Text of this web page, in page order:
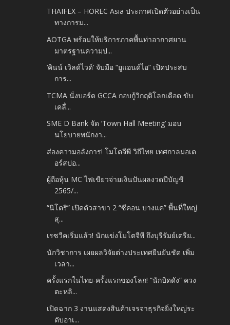
THAIFEX – HOREC Asia ประกาศเปิดตัวอย่างเป็น
ทางการม...
AOTGA พร้อมให้บริการภาคพื้นท่าอากาศยาน
มาตรฐานความป...
‘คินน์ เวิลด์ไวด์’ จับมือ “ยูแอนด์ไอ” เปิดประสบ
การ...
TCMA นั่งบอร์ด GCCA กอบกู้วิกฤติโลกเดือด ขับ
เคลื่...
SME D Bank จัด ‘Town Hall Meeting’ มอบ
นโยบายพนักงา...
ส่องความอลังการ! โมโตจีพี วิถีไทย เทศกาลมอเต
อร์สปอ...
ผู้ถือหุ้น MC ไฟเขียวจ่ายเงินปันผลงวดปีบัญชี
2565/...
“นิโตริ” เปิดตัวสาขา 2 “ซีคอน บางแค” พื้นที่ใหญ่
สุ...
เรซวีคเริ่มแล้ว! นักแข่งโมโตจีพี ถึงบุรีรัมย์เตรีย...
นักวิชาการ เผยผลวิจัยต่างประเทศยืนยันชัด เพิ่ม
เวลา...
ครั้งแรกในไทย-ครั้งแรกของโลก! “นักบิดดัง” ควง
ตะหลิ...
เปิดฉาก 3 งานแสดงสินค้าเจรจาธุรกิจยิ่งใหญ่ระ
ดับอาเ...